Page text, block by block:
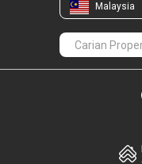
Malaysia